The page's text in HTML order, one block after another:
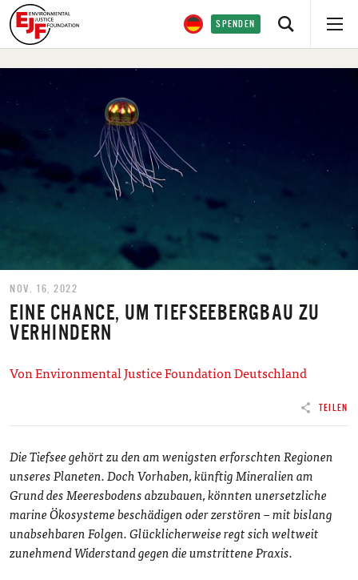
SPENDEN
NOV. 16, 2022
EINE CHANCE, UM TIEFSEEBERGBAU ZU
VERHINDERN
Von Environmental Justice Foundation Deutschland
TEILEN
Die Tiefsee gehört zu den am wenigsten erforschten Regionen
unseres Planeten. Doch Vorhaben, künftig Mineralien am
Grund des Meeresbodens abzubauen, könnten unersetzliche
marine Ökosysteme beschädigen oder zerstören – mit bislang
unabsehbaren Folgen. Glücklicherweise regt sich weltweit
zunehmend Widerstand gegen die umstrittene Praxis.